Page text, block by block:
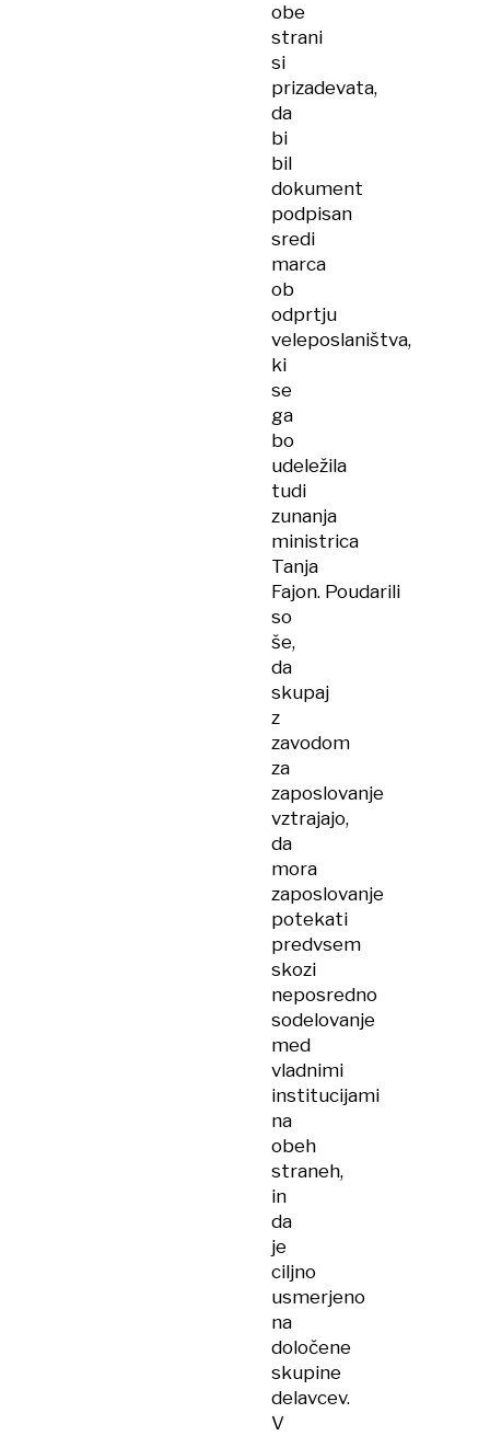
obe
strani
si
prizadevata,
da
bi
bil
dokument
podpisan
sredi
marca
ob
odprtju
veleposlaništva,
ki
se
ga
bo
udeležila
tudi
zunanja
ministrica
Tanja
Fajon. Poudarili
so
še,
da
skupaj
z
zavodom
za
zaposlovanje
vztrajajo,
da
mora
zaposlovanje
potekati
predvsem
skozi
neposredno
sodelovanje
med
vladnimi
institucijami
na
obeh
straneh,
in
da
je
ciljno
usmerjeno
na
določene
skupine
delavcev.
V